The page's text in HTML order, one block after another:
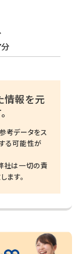
情報を元
考データをス
る可能性が
社は一切の責
ます。